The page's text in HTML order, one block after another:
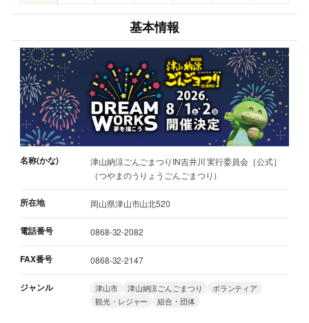
基本情報
名称(かな)
津山納涼ごんごまつりIN吉井川 実行委員会［公式］
（つやまのうりょうごんごまつり）
所在地 岡山県津山市山北520
電話番号 0868-32-2082
FAX番号 0868-32-2147
ジャンル 津山市 津山納涼ごんごまつり
ボランティア
観光・レジャー
組合・団体